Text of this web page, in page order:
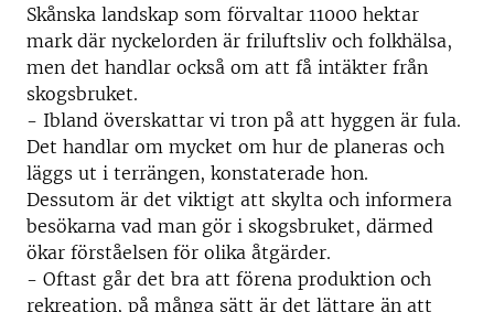
Skånska landskap som förvaltar 11000 hektar
mark där nyckelorden är friluftsliv och folkhälsa,
men det handlar också om att få intäkter från
skogsbruket.
- Ibland överskattar vi tron på att hyggen är fula.
Det handlar om mycket om hur de planeras och
läggs ut i terrängen, konstaterade hon.
Dessutom är det viktigt att skylta och informera
besökarna vad man gör i skogsbruket, därmed
ökar förståelsen för olika åtgärder.
- Oftast går det bra att förena produktion och
rekreation, på många sätt är det lättare än att